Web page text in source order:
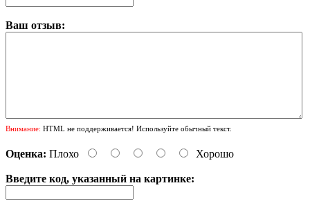
Ваш отзыв:
Внимание: HTML не поддерживается! Используйте обычный текст.
Оценка: Плохо Хорошо
Введите код, указанный на картинке: